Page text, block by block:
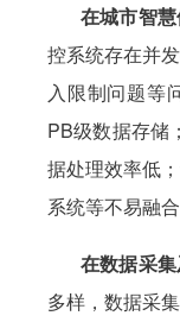
在城市智
控系统存在并
入限制问题等
PB级数据存储
据处理效率低
系统等不易融合
在数据采
多样，数据采